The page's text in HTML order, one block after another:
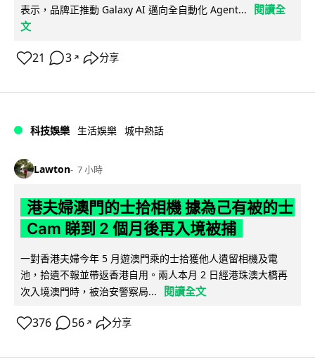
表示，品牌正推動 Galaxy AI 邁向全自動化 Agent...
閱讀全
文
21 3 ↗ 分享
科技娛樂 生活娛樂 城中熱話
Lawton 7 小時
港夫婦澳門的士拾相機 據為己有被的士
Cam 睇到 2 個月後再入境被捕
一對香港夫婦今年 5 月遊澳門乘的士拾獲他人遺留相機及電
池，拾遺不報並帶返香港自用。兩人本月 2 日經港珠澳大橋再
次入境澳門時，被治安警察局...
閱讀全文
376 56 ↗ 分享